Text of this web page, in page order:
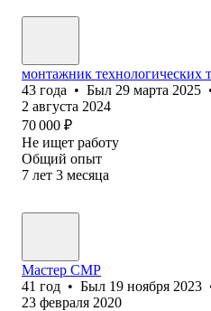
монтажник технологических
43 года • Был 29 марта 2025
2 августа 2024
70 000 ₽
Не ищет работу
Общий опыт
7 лет 3 месяца
Мастер СМР
41 год • Был 19 ноября 2023
23 февраля 2020